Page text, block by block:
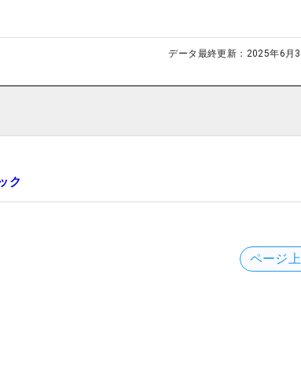
データ最終更新： 2025年6月
ク
ページ